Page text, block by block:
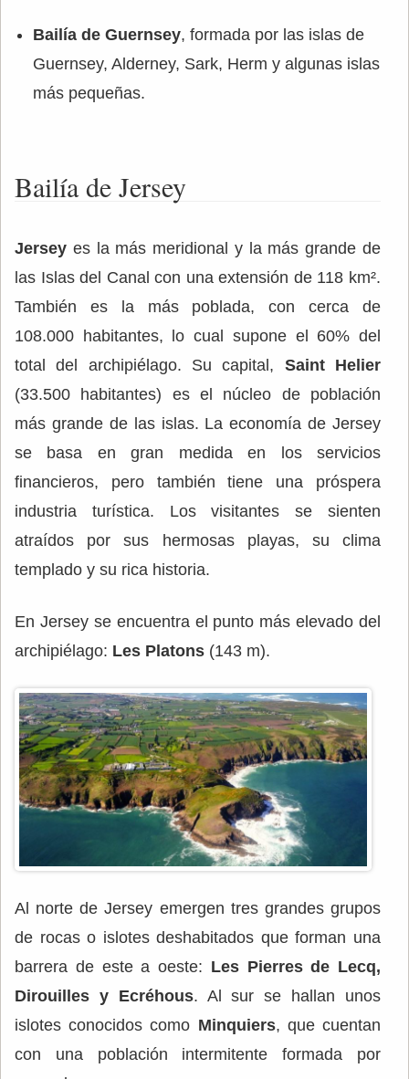
Bailía de Guernsey, formada por las islas de
Guernsey, Alderney, Sark, Herm y algunas islas
más pequeñas.
Bailía de Jersey
Jersey es la más meridional y la más grande de
las Islas del Canal con una extensión de 118 km².
También es la más poblada, con cerca de
108.000 habitantes, lo cual supone el 60% del
total del archipiélago. Su capital, Saint Helier
(33.500 habitantes) es el núcleo de población
más grande de las islas. La economía de Jersey
se basa en gran medida en los servicios
financieros, pero también tiene una próspera
industria turística. Los visitantes se sienten
atraídos por sus hermosas playas, su clima
templado y su rica historia.
En Jersey se encuentra el punto más elevado del
archipiélago: Les Platons (143 m).
Al norte de Jersey emergen tres grandes grupos
de rocas o islotes deshabitados que forman una
barrera de este a oeste: Les Pierres de Lecq,
Dirouilles y Ecréhous. Al sur se hallan unos
islotes conocidos como Minquiers, que cuentan
con una población intermitente formada por